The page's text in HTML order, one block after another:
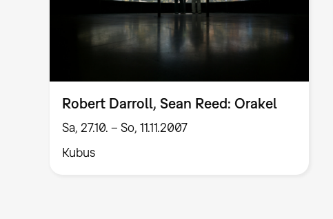
Robert Darroll, Sean Reed: Orakel
Sa, 27.10. – So, 11.11.2007
Kubus